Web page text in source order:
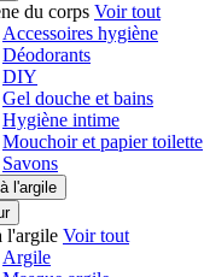
du corps Voir tout
Accessoires hygiène
Déodorants
DIY
Gel douche et bains
Hygiène intime
Mouchoir et papier toilette
Savons
l'argile
l'argile Voir tout
Argile